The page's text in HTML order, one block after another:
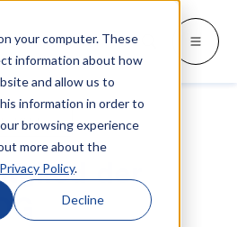
your computer. These
information about how
and allow us to
information in order to
browsing experience
more about the
Privacy Policy.
Decline
Produkte
Adiabate Kühlung
für die Industrie mit 90%
Energieverbrauch.
Go back Industrien
Go back
Go back
Go back
Go back
Kühlung
der